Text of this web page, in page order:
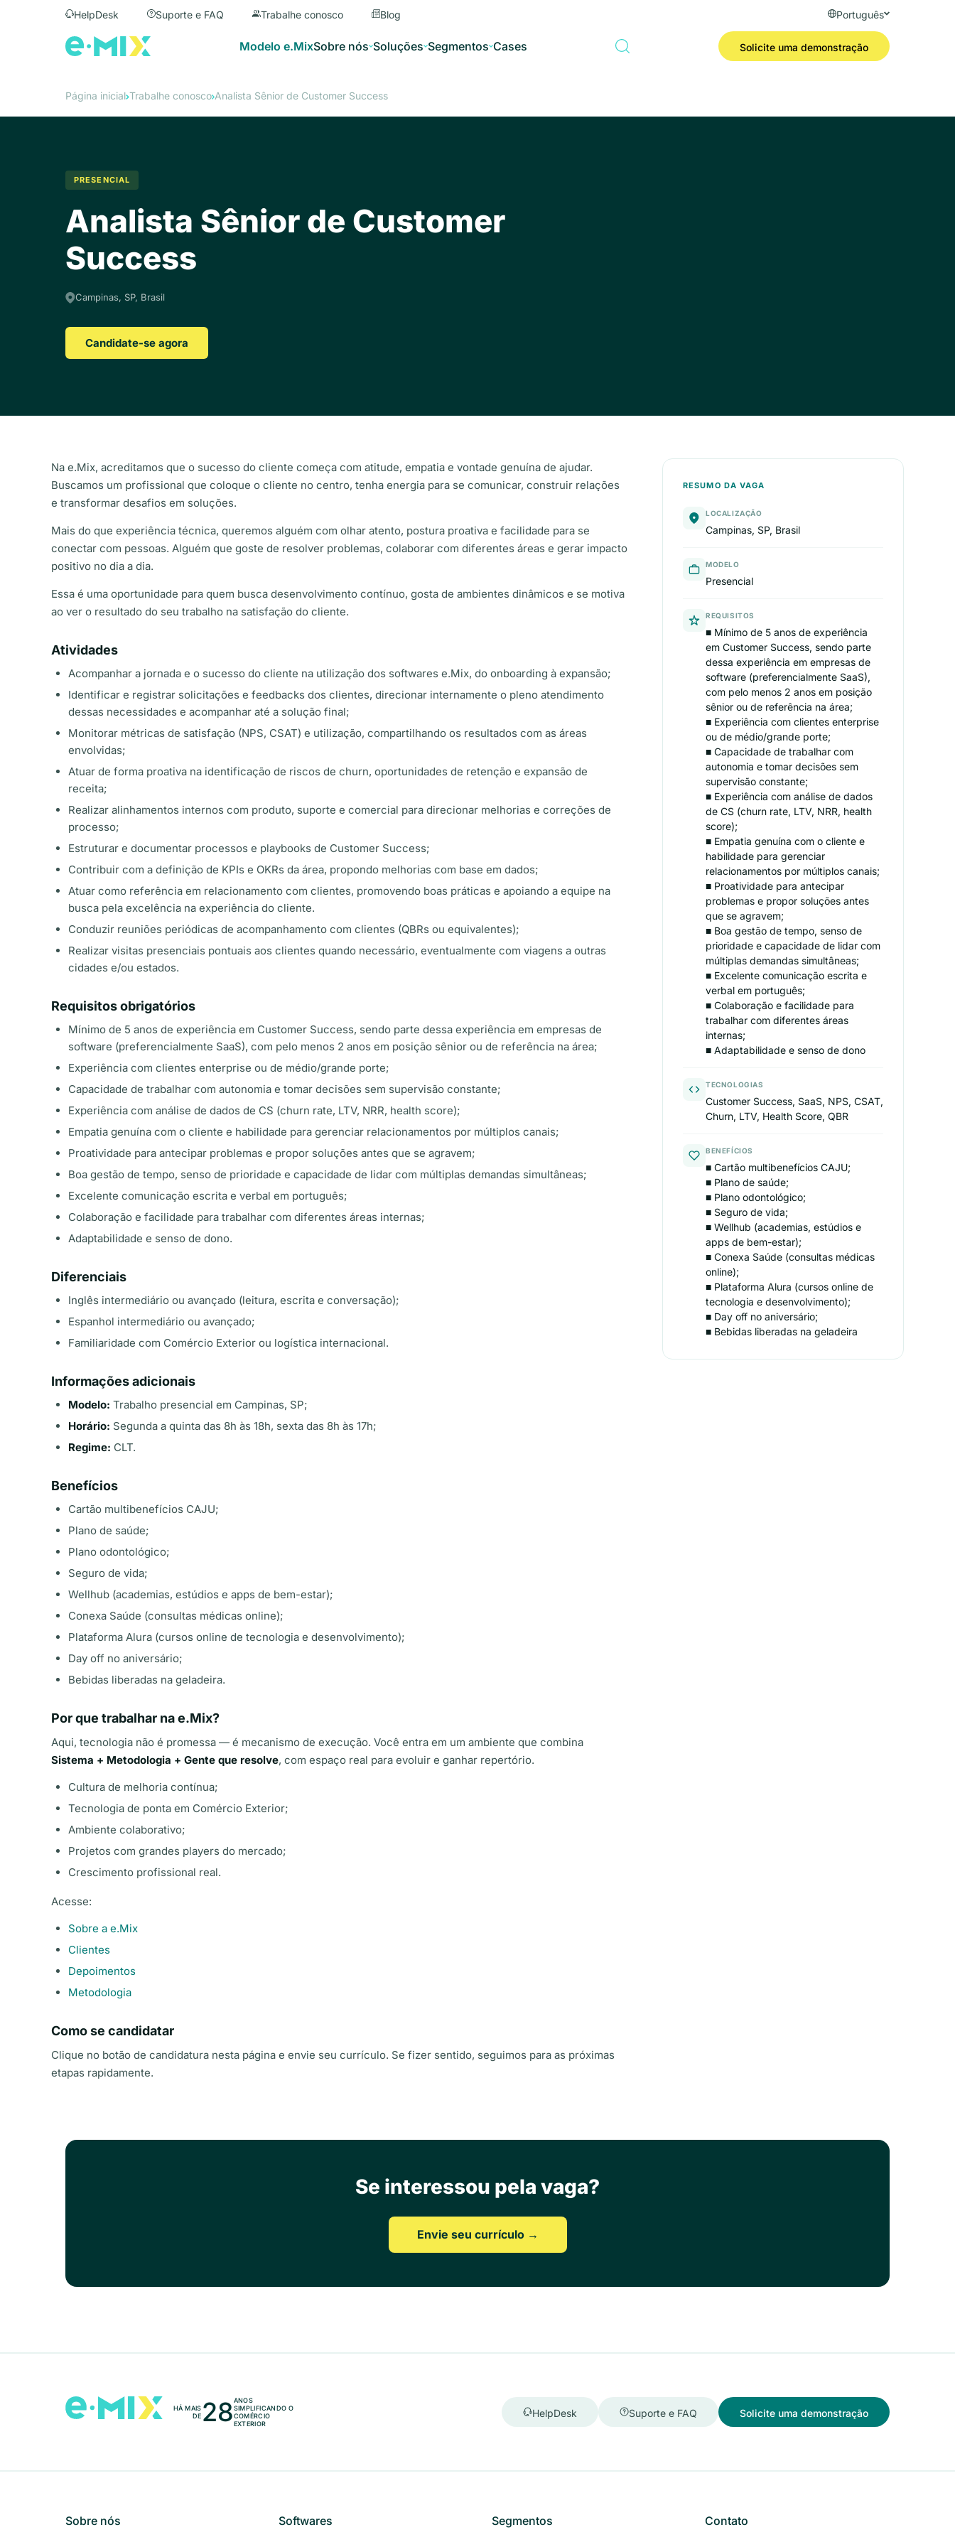
HelpDesk Suporte e FAQ Trabalhe conosco Blog Português
Modelo e.MixSobre nós Soluções Segmentos Cases Solicite uma demonstração
Página inicial Trabalhe conosco Analista Sênior de Customer Success
PRESENCIAL
Analista Sênior de Customer
Success
Campinas, SP, Brasil
Candidate-se agora
Na e.Mix, acreditamos que o sucesso do cliente começa com atitude, empatia e vontade genuína de ajudar.
Buscamos um profissional que coloque o cliente no centro, tenha energia para se comunicar, construir relações
e transformar desafios em soluções.
Mais do que experiência técnica, queremos alguém com olhar atento, postura proativa e facilidade para se
conectar com pessoas. Alguém que goste de resolver problemas, colaborar com diferentes áreas e gerar impacto
positivo no dia a dia.
Essa é uma oportunidade para quem busca desenvolvimento contínuo, gosta de ambientes dinâmicos e se motiva
ao ver o resultado do seu trabalho na satisfação do cliente.
Atividades
Acompanhar a jornada e o sucesso do cliente na utilização dos softwares e.Mix, do onboarding à expansão;
Identificar e registrar solicitações e feedbacks dos clientes, direcionar internamente o pleno atendimento
dessas necessidades e acompanhar até a solução final;
Monitorar métricas de satisfação (NPS, CSAT) e utilização, compartilhando os resultados com as áreas
envolvidas;
Atuar de forma proativa na identificação de riscos de churn, oportunidades de retenção e expansão de
receita;
Realizar alinhamentos internos com produto, suporte e comercial para direcionar melhorias e correções de
processo;
Estruturar e documentar processos e playbooks de Customer Success;
Contribuir com a definição de KPIs e OKRs da área, propondo melhorias com base em dados;
Atuar como referência em relacionamento com clientes, promovendo boas práticas e apoiando a equipe na
busca pela excelência na experiência do cliente.
Conduzir reuniões periódicas de acompanhamento com clientes (QBRs ou equivalentes);
Realizar visitas presenciais pontuais aos clientes quando necessário, eventualmente com viagens a outras
cidades e/ou estados.
Requisitos obrigatórios
Mínimo de 5 anos de experiência em Customer Success, sendo parte dessa experiência em empresas de
software (preferencialmente SaaS), com pelo menos 2 anos em posição sênior ou de referência na área;
Experiência com clientes enterprise ou de médio/grande porte;
Capacidade de trabalhar com autonomia e tomar decisões sem supervisão constante;
Experiência com análise de dados de CS (churn rate, LTV, NRR, health score);
Empatia genuína com o cliente e habilidade para gerenciar relacionamentos por múltiplos canais;
Proatividade para antecipar problemas e propor soluções antes que se agravem;
Boa gestão de tempo, senso de prioridade e capacidade de lidar com múltiplas demandas simultâneas;
Excelente comunicação escrita e verbal em português;
Colaboração e facilidade para trabalhar com diferentes áreas internas;
Adaptabilidade e senso de dono.
Diferenciais
Inglês intermediário ou avançado (leitura, escrita e conversação);
Espanhol intermediário ou avançado;
Familiaridade com Comércio Exterior ou logística internacional.
Informações adicionais
Modelo: Trabalho presencial em Campinas, SP;
Horário: Segunda a quinta das 8h às 18h, sexta das 8h às 17h;
Regime: CLT.
Benefícios
Cartão multibenefícios CAJU;
Plano de saúde;
Plano odontológico;
Seguro de vida;
Wellhub (academias, estúdios e apps de bem-estar);
Conexa Saúde (consultas médicas online);
Plataforma Alura (cursos online de tecnologia e desenvolvimento);
Day off no aniversário;
Bebidas liberadas na geladeira.
Por que trabalhar na e.Mix?
Aqui, tecnologia não é promessa — é mecanismo de execução. Você entra em um ambiente que combina
Sistema + Metodologia + Gente que resolve, com espaço real para evoluir e ganhar repertório.
Cultura de melhoria contínua;
Tecnologia de ponta em Comércio Exterior;
Ambiente colaborativo;
Projetos com grandes players do mercado;
Crescimento profissional real.
Acesse:
Sobre a e.Mix
Clientes
Depoimentos
Metodologia
Como se candidatar
Clique no botão de candidatura nesta página e envie seu currículo. Se fizer sentido, seguimos para as próximas
etapas rapidamente.
RESUMO DA VAGA
LOCALIZAÇÃO
Campinas, SP, Brasil
MODELO
Presencial
REQUISITOS
■ Mínimo de 5 anos de experiência
em Customer Success, sendo parte
dessa experiência em empresas de
software (preferencialmente SaaS),
com pelo menos 2 anos em posição
sênior ou de referência na área;
■ Experiência com clientes enterprise
ou de médio/grande porte;
■ Capacidade de trabalhar com
autonomia e tomar decisões sem
supervisão constante;
■ Experiência com análise de dados
de CS (churn rate, LTV, NRR, health
score);
■ Empatia genuína com o cliente e
habilidade para gerenciar
relacionamentos por múltiplos canais;
■ Proatividade para antecipar
problemas e propor soluções antes
que se agravem;
■ Boa gestão de tempo, senso de
prioridade e capacidade de lidar com
múltiplas demandas simultâneas;
■ Excelente comunicação escrita e
verbal em português;
■ Colaboração e facilidade para
trabalhar com diferentes áreas
internas;
■ Adaptabilidade e senso de dono
TECNOLOGIAS
Customer Success, SaaS, NPS, CSAT,
Churn, LTV, Health Score, QBR
BENEFÍCIOS
■ Cartão multibenefícios CAJU;
■ Plano de saúde;
■ Plano odontológico;
■ Seguro de vida;
■ Wellhub (academias, estúdios e
apps de bem-estar);
■ Conexa Saúde (consultas médicas
online);
■ Plataforma Alura (cursos online de
tecnologia e desenvolvimento);
■ Day off no aniversário;
■ Bebidas liberadas na geladeira
Se interessou pela vaga?
Envie seu currículo →
HÁ MAIS
DE 28ANOS
SIMPLIFICANDO O
COMÉRCIO
EXTERIOR
HelpDesk Suporte e FAQ Solicite uma demonstração
Sobre nós Contato
Softwares Segmentos